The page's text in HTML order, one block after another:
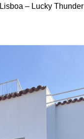
– Lucky Thunder